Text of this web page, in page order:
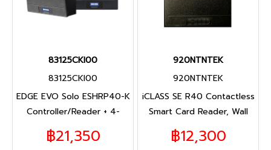
83125CKI00
83125CKI00
EDGE EVO Solo ESHRP40-K
Controller/Reader + 4-
input/2-output Module with
second Wiegand reader
฿21,350
920NTNTEK
920NTNTEK
iCLASS SE R40 Contactless
Smart Card Reader, Wall
฿12,300